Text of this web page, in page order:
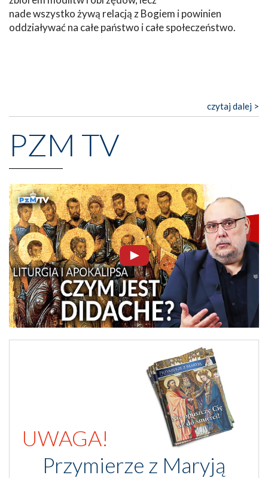
nade wszystko żywą relacją z Bogiem i powinien
oddziaływać na całe państwo i całe społeczeństwo.
czytaj dalej >
PZM TV
UWAGA!
Przymierze z Maryją